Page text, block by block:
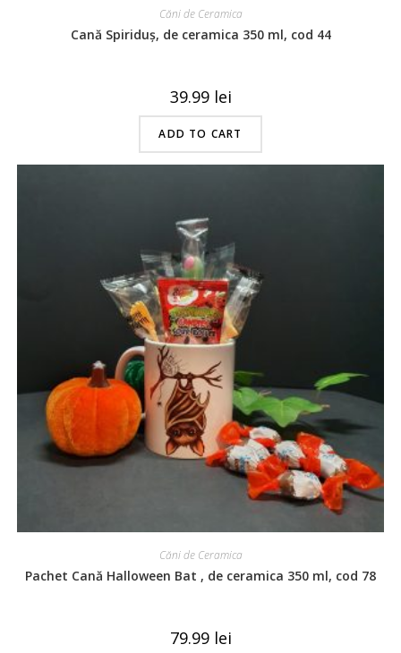
Căni de Ceramica
Cană Spiriduș, de ceramica 350 ml, cod 44
39.99 lei
ADD TO CART
Căni de Ceramica
Pachet Cană Halloween Bat , de ceramica 350 ml, cod 78
79.99 lei